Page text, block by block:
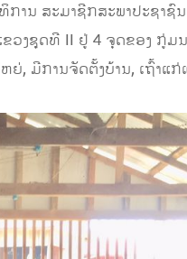
ານ ສະ​ມາ​ຊີກ​ສະ​ພາ​ປະ​ຊາ​ຊົ
ຂວງ​ຊຸດ​ທີ II ຢູ່​ 4 ຈຸດ​ຂອງ ກູ່ມ​ນ
ຍ່, ມີ​ການ​ຈັດ​ຕັ້ງ​ບ້ານ, ເຖົ້າ​ແ